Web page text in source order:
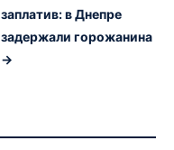
заплатив: в Днепре
задержали горожанина
→